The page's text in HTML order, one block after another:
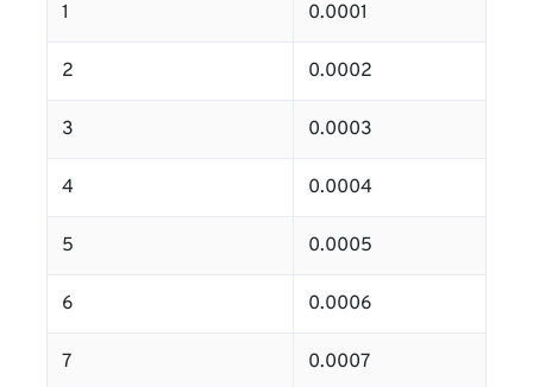
1 0.0001
2 0.0002
3 0.0003
4 0.0004
5 0.0005
6 0.0006
7 0.0007